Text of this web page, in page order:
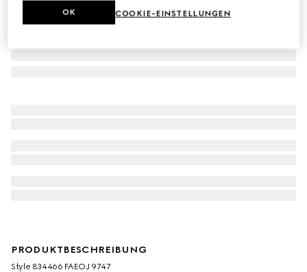
PRODUKTBESCHREIBUNG
Style ‎834466 FAEOJ 9747
COOKIE-EINSTELLUNGEN
OK